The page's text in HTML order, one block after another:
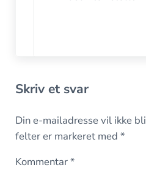
Skriv et svar
Din e-mailadresse vil ikke
felter er markeret med *
Kommentar*